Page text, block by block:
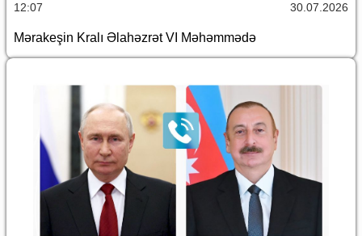
12:07 30.07.2026
Mərakeşin Kralı Əlahəzrət VI Məhəmmədə